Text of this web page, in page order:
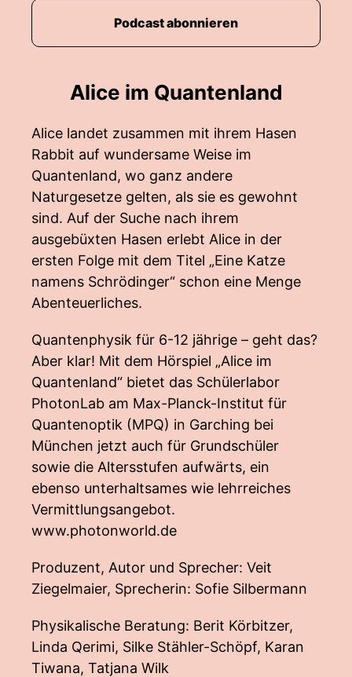
Alice im Quantenland
Alice landet zusammen mit ihrem Hasen
Rabbit auf wundersame Weise im
Quantenland, wo ganz andere
Naturgesetze gelten, als sie es gewohnt
sind. Auf der Suche nach ihrem
ausgebüxten Hasen erlebt Alice in der
ersten Folge mit dem Titel „Eine Katze
namens Schrödinger“ schon eine Menge
Abenteuerliches.
Quantenphysik für 6-12 jährige – geht das?
Aber klar! Mit dem Hörspiel „Alice im
Quantenland“ bietet das Schülerlabor
PhotonLab am Max-Planck-Institut für
Quantenoptik (MPQ) in Garching bei
München jetzt auch für Grundschüler
sowie die Altersstufen aufwärts, ein
ebenso unterhaltsames wie lehrreiches
Vermittlungsangebot.
www.photonworld.de
Produzent, Autor und Sprecher: Veit
Ziegelmaier, Sprecherin: Sofie Silbermann
Physikalische Beratung: Berit Körbitzer,
Linda Qerimi, Silke Stähler-Schöpf, Karan
Tiwana, Tatjana Wilk
Podcast abonnieren